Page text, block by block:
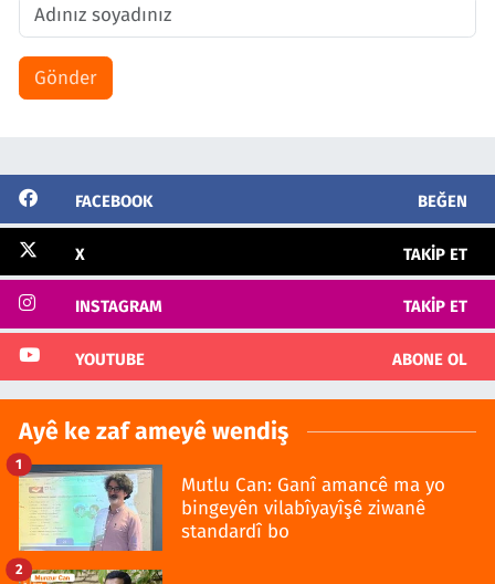
Gönder
FACEBOOK BEĞEN
X TAKIP ET
INSTAGRAM TAKIP ET
YOUTUBE ABONE OL
Ayê ke zaf ameyê wendiş
Mutlu Can: Ganî amancê ma yo
bingeyên vilabîyayîşê ziwanê
standardî bo
1
2